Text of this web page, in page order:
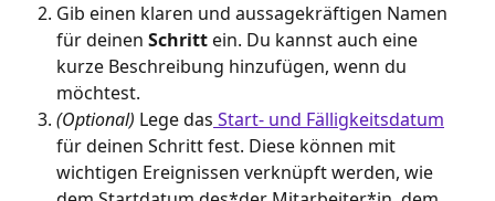
Gib einen klaren und aussagekräftigen Namen
für deinen Schritt ein. Du kannst auch eine
kurze Beschreibung hinzufügen, wenn du
möchtest.
(Optional) Lege das Start- und Fälligkeitsdatum
für deinen Schritt fest. Diese können mit
wichtigen Ereignissen verknüpft werden, wie